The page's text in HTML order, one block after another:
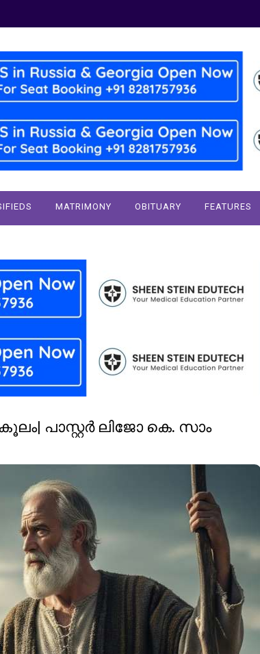
MATRIMONY OBITUARY FEATURES
പാസ്റ്റർ ലിജോ കെ. സാം